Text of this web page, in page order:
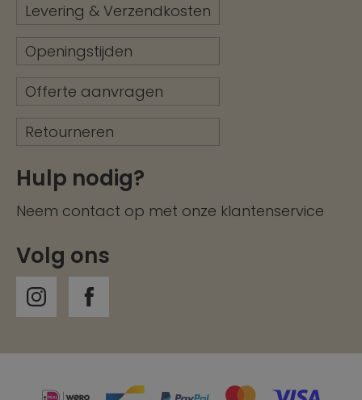
Levering & Verzendkosten
Openingstijden
Offerte aanvragen
Retourneren
Hulp nodig?
Neem contact op met onze klantenservice
Volg ons